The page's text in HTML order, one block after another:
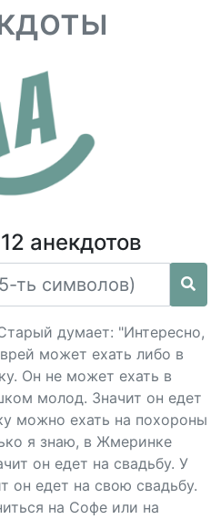
анекдотов
думает: "Интересно,
может ехать либо в
Он не может ехать в
молод. Значит он едет
можно ехать на похороны
я знаю, в Жмеринке
он едет на свадьбу. У
он едет на свою свадьбу.
на Софе или на